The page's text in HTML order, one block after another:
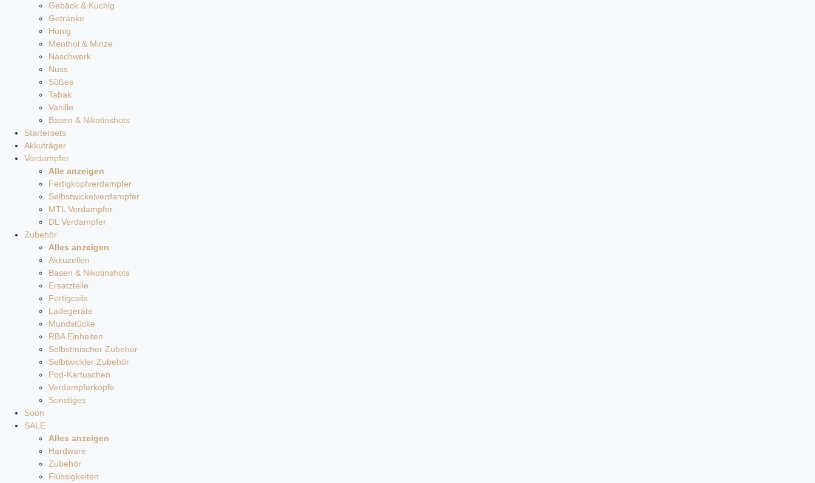
Gebäck & Kuchig
Getränke
Honig
Menthol & Minze
Naschwerk
Nuss
Süßes
Tabak
Vanille
Basen & Nikotinshots
Startersets
Akkuträger
Verdampfer
Alle anzeigen
Fertigkopfverdampfer
Selbstwickelverdampfer
MTL Verdampfer
DL Verdampfer
Zubehör
Alles anzeigen
Akkuzellen
Basen & Nikotinshots
Ersatzteile
Fertigcoils
Ladegeräte
Mundstücke
RBA Einheiten
Selbstmischer Zubehör
Selbtwickler Zubehör
Pod-Kartuschen
Verdampferköpfe
Sonstiges
Soon
SALE
Alles anzeigen
Hardware
Zubehör
Flüssigkeiten